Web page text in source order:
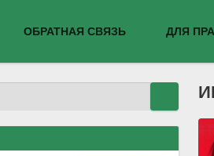
ОБРАТНАЯ СВЯЗЬ ДЛЯ